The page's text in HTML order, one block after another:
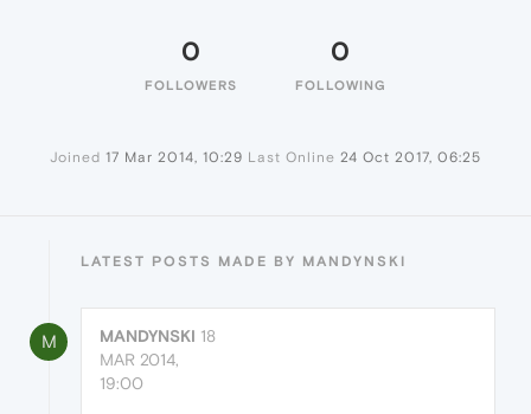
0
FOLLOWERS
0
FOLLOWING
Joined 17 Mar 2014, 10:29 Last Online 24 Oct 2017, 06:25
LATEST POSTS MADE BY MANDYNSKI
M MANDYNSKI 18
MAR 2014,
19:00